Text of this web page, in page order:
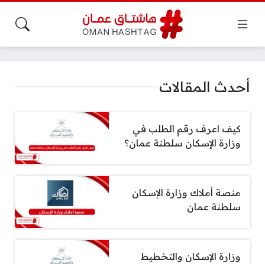
أحدث المقالات
كيف اعرف رقم الطلب في
وزارة الإسكان سلطنة عمان؟
منصة أملاك وزارة الإسكان
سلطنة عمان
وزارة الإسكان والتخطيط